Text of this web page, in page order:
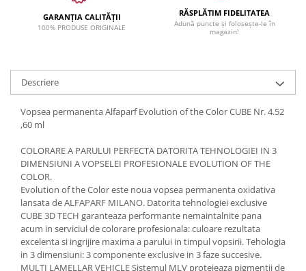
GARANȚIA CALITĂȚII
100% PRODUSE ORIGINALE
RĂSPLĂTIM FIDELITATEA
Adună puncte și folosește-le în
magazin!
Descriere
Vopsea permanenta Alfaparf Evolution of the Color CUBE Nr. 4.52
,60 ml
COLORARE A PARULUI PERFECTA DATORITA TEHNOLOGIEI IN 3
DIMENSIUNI A VOPSELEI PROFESIONALE EVOLUTION OF THE
COLOR.
Evolution of the Color este noua vopsea permanenta oxidativa
lansata de ALFAPARF MILANO. Datorita tehnologiei exclusive
CUBE 3D TECH garanteaza performante nemaintalnite pana
acum in serviciul de colorare profesionala: culoare rezultata
excelenta si ingrijire maxima a parului in timpul vopsirii. Tehologia
in 3 dimensiuni: 3 componente exclusive in 3 faze succesive.
MULTI LAMELLAR VEHICLE Sistemul MLV protejeaza pigmentii de